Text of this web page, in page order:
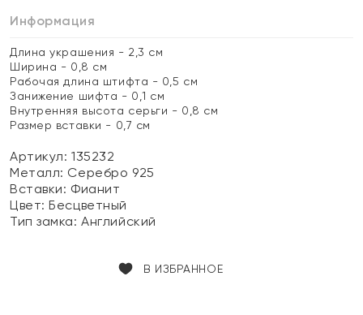
Информация
Длина украшения - 2,3 см
Ширина - 0,8 см
Рабочая длина штифта - 0,5 см
Занижение шифта - 0,1 см
Внутренняя высота серьги - 0,8 см
Размер вставки - 0,7 см
Артикул: 135232
Металл: Серебро 925
Вставки: Фианит
Цвет:Бесцветный
Тип замка:Английский
В ИЗБРАННОЕ